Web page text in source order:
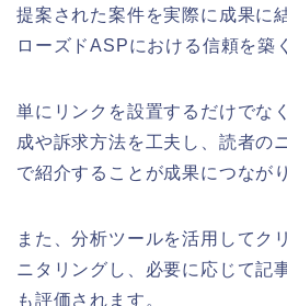
提案された案件を実際に成果に
ローズドASPにおける信頼を築
単にリンクを設置するだけでな
成や訴求方法を工夫し、読者の
で紹介することが成果につなが
また、分析ツールを活用してク
ニタリングし、必要に応じて記
も評価されます。